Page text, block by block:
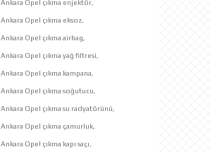
Ankara Opel çıkma enjektör,
Ankara Opel çıkma eksoz,
Ankara Opel çıkma airbag,
Ankara Opel çıkma yağ filtresi,
Ankara Opel çıkma kampana,
Ankara Opel çıkma soğutucu,
Ankara Opel çıkma su radyatörünü,
Ankara Opel çıkma çamurluk,
Ankara Opel çıkma kapı saçı,